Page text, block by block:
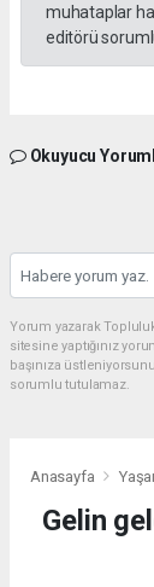
muhataplar
editörü
Okuyucu
Yorum yazarak
sitesine yaptığınız
başınıza
sorumlu tutulamaz.
Anasayfa
Gelin